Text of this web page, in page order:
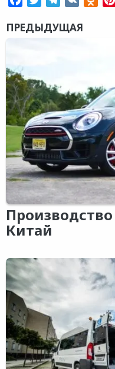
ПРЕДЫДУЩАЯ
Китай